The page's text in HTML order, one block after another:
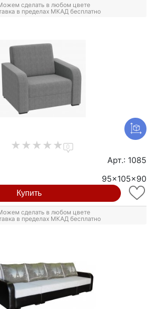
сделать в любом цвете
в пределах МКАД бесплатно
0
Арт.: 1085
95x105x90
Купить
сделать в любом цвете
в пределах МКАД бесплатно